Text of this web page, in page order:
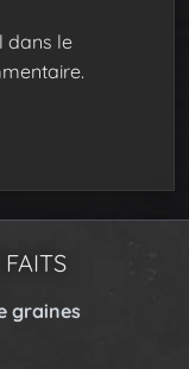
dans le
graines